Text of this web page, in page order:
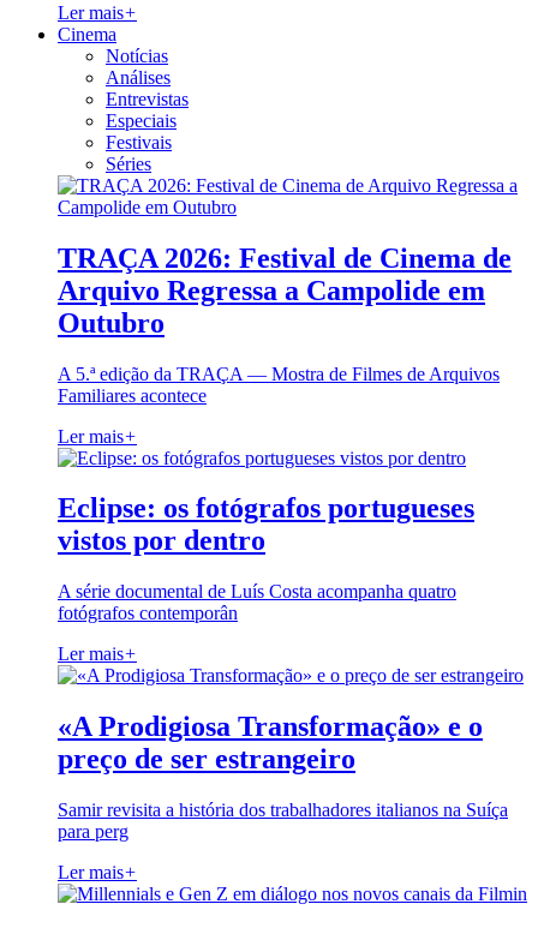
Ler mais+
Cinema
Notícias
Análises
Entrevistas
Especiais
Festivais
Séries
TRAÇA 2026: Festival de Cinema de
Arquivo Regressa a Campolide em
Outubro
A 5.ª edição da TRAÇA — Mostra de Filmes de Arquivos
Familiares acontece
Ler mais+
Eclipse: os fotógrafos portugueses
vistos por dentro
A série documental de Luís Costa acompanha quatro
fotógrafos contemporân
Ler mais+
«A Prodigiosa Transformação» e o
preço de ser estrangeiro
Samir revisita a história dos trabalhadores italianos na Suíça
para perg
Ler mais+